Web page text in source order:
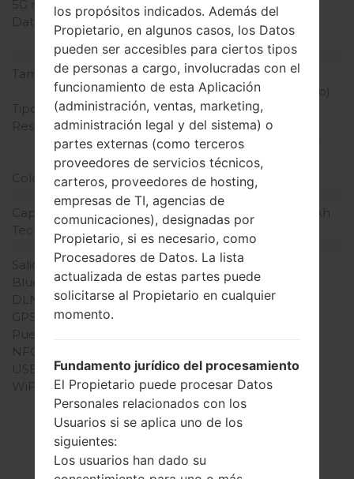
5G network
Datos
EDGE, GPRS, HSDPA,
HSUPA
Pantalla
Tamaño de la pantalla
2.8 pulgadas (~39.1%
relación pantalla-cuerpo)
Tipo de Pantalla
IPS LCD
Resolución de Pantalla
240 x 320 píxeles (~143
densidad de píxeles por
pulgada)
Colores de pantalla
16M colores
Batería y Teclado
Capacidad de batería
Extraíble Li-Ion 1280 mAh
Teclado físico
-
Interfaces
Salida de audio
3.5mm jack
Bluetooth
versión 2.1, A2DP, EDR
DLNA
No
GPS
Puerto infrarrojo
NFC
USB
microUSB 2.0
WiFi
Wi-Fi802.11b/g, hotspot
los propósitos indicados. Además del
Propietario, en algunos casos, los Datos
pueden ser accesibles para ciertos tipos
de personas a cargo, involucradas con el
funcionamiento de esta Aplicación
(administración, ventas, marketing,
administración legal y del sistema) o
partes externas (como terceros
proveedores de servicios técnicos,
carteros, proveedores de hosting,
empresas de TI, agencias de
comunicaciones), designadas por
Propietario, si es necesario, como
Procesadores de Datos. La lista
actualizada de estas partes puede
solicitarse al Propietario en cualquier
momento.
Fundamento jurídico del procesamiento
El Propietario puede procesar Datos
Personales relacionados con los
Usuarios si se aplica uno de los
siguientes:
Los usuarios han dado su